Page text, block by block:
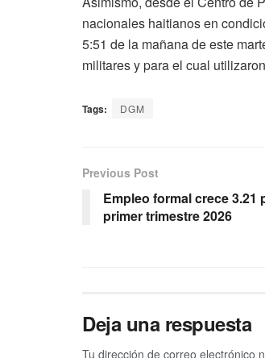
nacionales haitianos en
5:51 de la mañana de este
militares y para el cual
Tags: DGM
Previous Post
Empleo formal crece 3.21
primer trimestre 2026
Deja una respuesta
Tu dirección de correo electrónico